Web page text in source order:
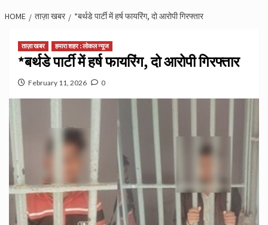
HOME ताज़ा खबर *बर्थडे पार्टी में हर्ष फायरिंग, दो आरोपी गिरफ्तार
ताज़ा खबर हमारा शहर : लोकल न्यूज
*बर्थडे पार्टी में हर्ष फायरिंग, दो आरोपी गिरफ्तार
February 11, 2026 0